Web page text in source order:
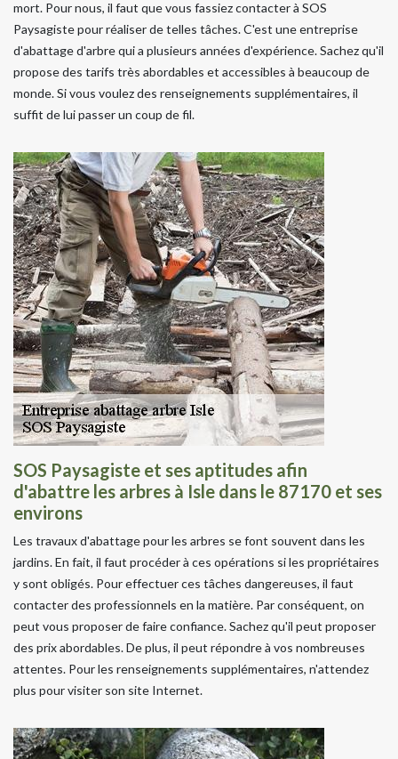
mort. Pour nous, il faut que vous fassiez contacter à SOS
Paysagiste pour réaliser de telles tâches. C'est une entreprise
d'abattage d'arbre qui a plusieurs années d'expérience. Sachez qu'il
propose des tarifs très abordables et accessibles à beaucoup de
monde. Si vous voulez des renseignements supplémentaires, il
suffit de lui passer un coup de fil.
SOS Paysagiste et ses aptitudes afin
d'abattre les arbres à Isle dans le 87170 et ses
environs
Les travaux d'abattage pour les arbres se font souvent dans les
jardins. En fait, il faut procéder à ces opérations si les propriétaires
y sont obligés. Pour effectuer ces tâches dangereuses, il faut
contacter des professionnels en la matière. Par conséquent, on
peut vous proposer de faire confiance. Sachez qu'il peut proposer
des prix abordables. De plus, il peut répondre à vos nombreuses
attentes. Pour les renseignements supplémentaires, n'attendez
plus pour visiter son site Internet.